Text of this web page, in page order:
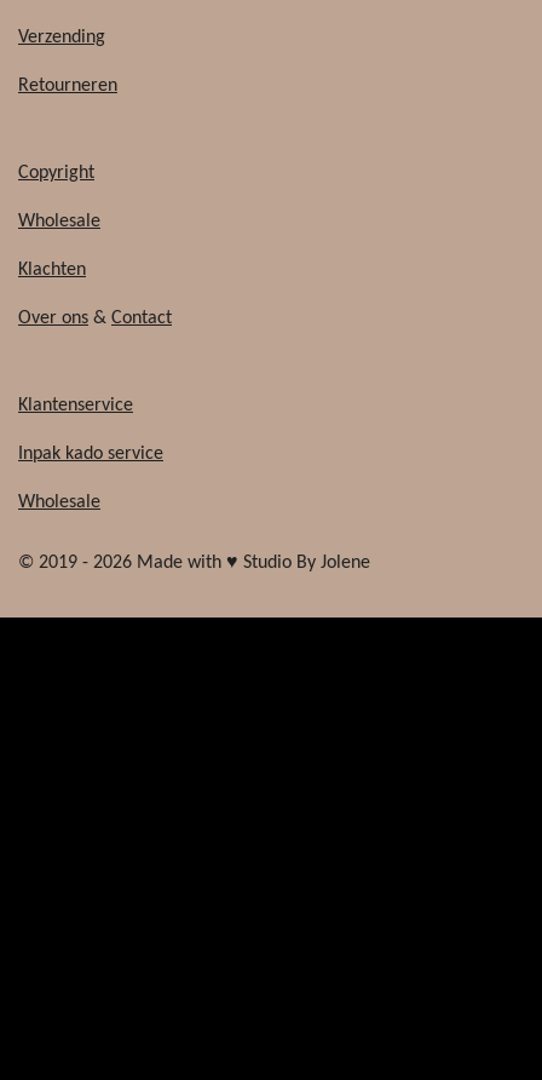
o
Verzending
Retourneren
Copyright
Wholesale
Klachten
Over ons & Contact
Klantenservice
Inpak kado service
Wholesale
© 2019 - 2026 Made with ♥ Studio By Jolene